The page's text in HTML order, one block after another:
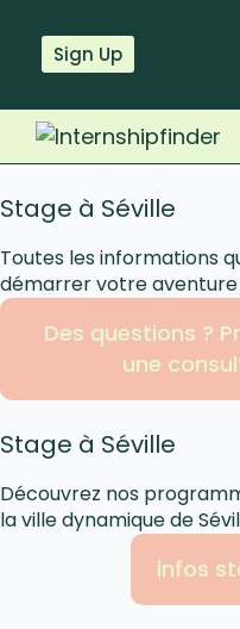
Sign Up
Stage à Séville
Toutes les informations
démarrer votre aventure
Des questions ?
une
Stage à Séville
Découvrez nos
la ville dynamique de
infos